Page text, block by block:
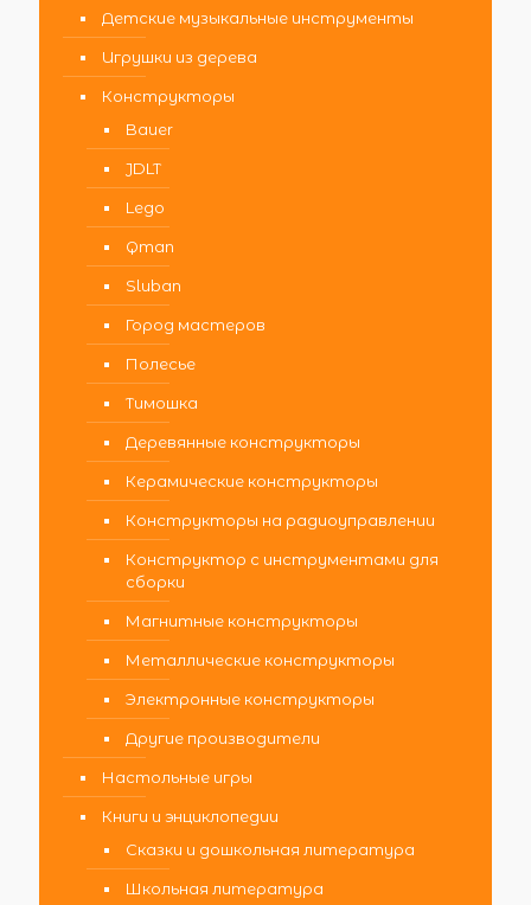
Детские музыкальные инструменты
Игрушки из дерева
Конструкторы
Bauer
JDLT
Lego
Qman
Sluban
Город мастеров
Полесье
Тимошка
Деревянные конструкторы
Керамические конструкторы
Конструкторы на радиоуправлении
Конструктор с инструментами для
сборки
Магнитные конструкторы
Металлические конструкторы
Электронные конструкторы
Другие производители
Настольные игры
Книги и энциклопедии
Сказки и дошкольная литература
Школьная литература